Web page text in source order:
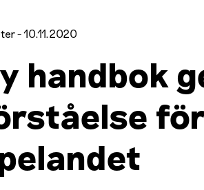
-10.11.2020
handbok